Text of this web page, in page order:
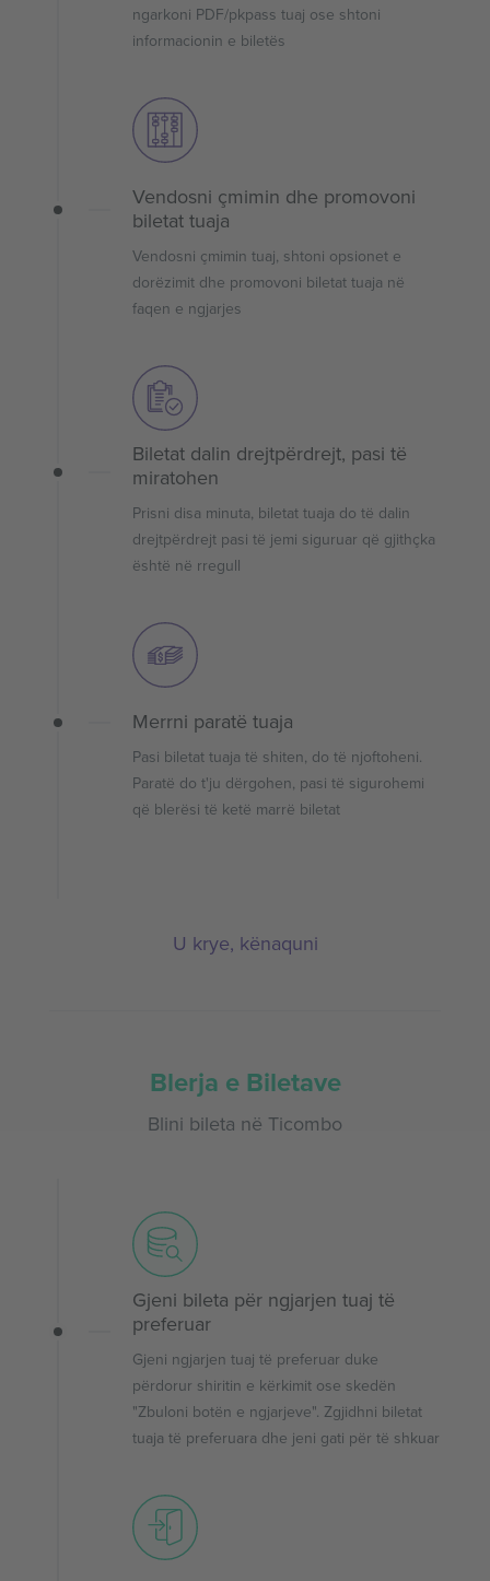
ngarkoni PDF/pkpass tuaj ose shtoni
informacionin e biletës
Vendosni çmimin dhe promovoni
biletat tuaja
Vendosni çmimin tuaj, shtoni opsionet e
dorëzimit dhe promovoni biletat tuaja në
faqen e ngjarjes
Biletat dalin drejtpërdrejt, pasi të
miratohen
Prisni disa minuta, biletat tuaja do të dalin
drejtpërdrejt pasi të jemi siguruar që gjithçka
është në rregull
Merrni paratë tuaja
Pasi biletat tuaja të shiten, do të njoftoheni.
Paratë do t'ju dërgohen, pasi të sigurohemi
që blerësi të ketë marrë biletat
U krye, kënaquni
Blerja e Biletave
Blini bileta në Ticombo
Gjeni bileta për ngjarjen tuaj të
preferuar
Gjeni ngjarjen tuaj të preferuar duke
përdorur shiritin e kërkimit ose skedën
"Zbuloni botën e ngjarjeve". Zgjidhni biletat
tuaja të preferuara dhe jeni gati për të shkuar